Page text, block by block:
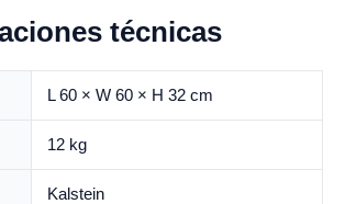
técnicas
L 60 × W 60 × H 32 cm
12 kg
Kalstein